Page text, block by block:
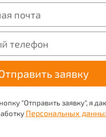
"Отправить заявку", я
Персональных